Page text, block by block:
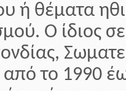
ή θέματα
Ο ίδιος
το 1990